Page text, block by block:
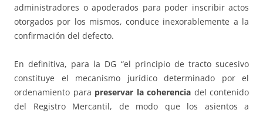
administradores o apoderados para poder inscribir actos
otorgados por los mismos, conduce inexorablemente a la
confirmación del defecto.
En definitiva, para la DG “el principio de tracto sucesivo
constituye el mecanismo jurídico determinado por el
ordenamiento para preservar la coherencia del contenido
del Registro Mercantil, de modo que los asientos a